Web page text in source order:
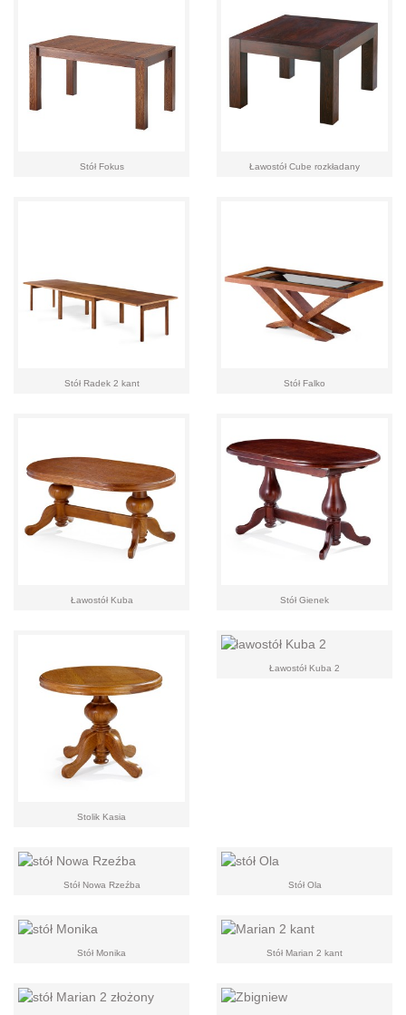
Stół Fokus Ławostół Cube rozkładany
Stół Radek 2 kant Stół Falko
Ławostół Kuba Stół Gienek
Stolik Kasia
Ławostół Kuba 2
Stół Nowa Rzeźba Stół Ola
Stół Monika Stół Marian 2 kant